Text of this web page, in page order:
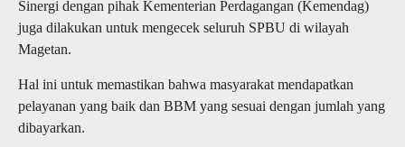
Sinergi dengan pihak Kementerian Perdagangan (Kemendag)
juga dilakukan untuk mengecek seluruh SPBU di wilayah
Magetan.
Hal ini untuk memastikan bahwa masyarakat mendapatkan
pelayanan yang baik dan BBM yang sesuai dengan jumlah yang
dibayarkan.